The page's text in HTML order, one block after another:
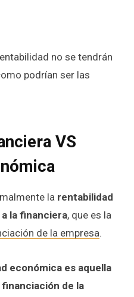
no se tendrán
podrían ser las
VS
la rentabilidad
la financiera, que es la
de la empresa.
económica es aquella
de la